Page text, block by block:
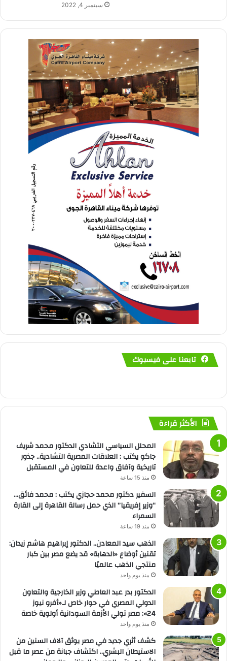
سبتمبر 4, 2022
تابعنا على فيسبوك
الأكثر قراءة
المحلل السياسي التشادي الدكتور محمد شريف
جاكو يكتب : العلاقات المصرية التشادية.. جذور
تاريخية وآفاق واعدة للتعاون في المستقبل
منذ 15 ساعة
السفير دكتور محمد حجازي يكتب : محمد فائق…
“وزير إفريقيا” الذي حمل رسالة القاهرة إلى القارة
السمراء
منذ 19 ساعة
الذهب سيد المعادن.. الدكتور إبراهيم هاشم زيدان:
تقنين أوضاع «الدهابة» قد يضع مصر بين كبار
منتجي الذهب عالميًا
منذ يوم واحد
الدكتور بدر عبد العاطي وزير الخارجية والتعاون
الدولي المصري في حوار خاص لـ«أفرو نيوز
24»: مصر تولي الأزمة السودانية أولوية خاصة
منذ يوم واحد
كشف أثري جديد في مصر يوثق آلاف السنين من
الاستيطان البشري.. اكتشاف جبانة من عصر ما قبل